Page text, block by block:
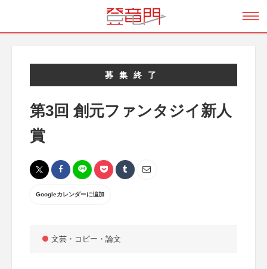
募集終了
第3回 創元ファンタジイ新人
賞
Googleカレンダーに追加
文芸・コピー・論文